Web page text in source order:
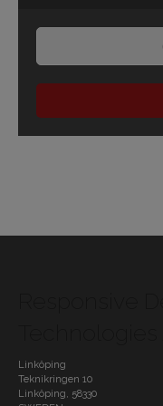
Linköping
Teknikringen 10
Linköping, 58330